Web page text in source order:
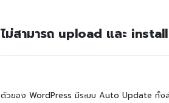
ไม่สามารถ upload และ
ตัวของ WordPress มีระบบ Auto Update ทั้งส่